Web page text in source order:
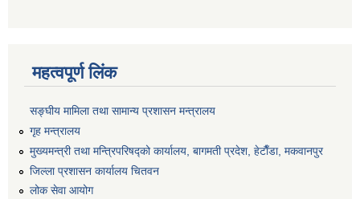
महत्वपूर्ण लिंक
सङ्‍घीय मामिला तथा सामान्य प्रशासन मन्त्रालय
गृह मन्त्रालय
मुख्यमन्त्री तथा मन्त्रिपरिषद्को कार्यालय, बागमती प्रदेश, हेटाैँडा, मकवानपुर
जिल्ला प्रशासन कार्यालय चितवन
लोक सेवा आयोग